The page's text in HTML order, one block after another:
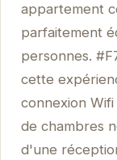
appartement
parfaitement
personnes.
cette
connexion
de chambres
d'une